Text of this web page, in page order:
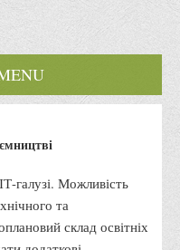
галузі. Можливість
та
склад освітніх